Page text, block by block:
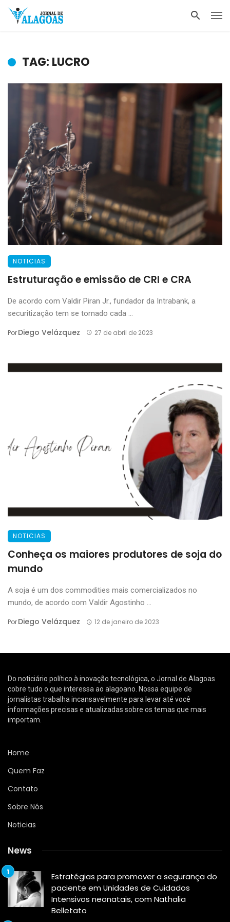
TAG: LUCRO
NOTICIAS
Estruturação e emissão de CRI e CRA
De acordo com Valdir Piran Jr., fundador da Intrabank, a
securitização tem se tornado cada ...
PorDiego Velázquez 27 de abril de 2023
NOTICIAS
Conheça os maiores produtores de soja do
mundo
A soja é um dos commodities mais comercializados no
mundo, de acordo com Valdir Agostinho ...
PorDiego Velázquez 12 de janeiro de 2023
Do noticiário político à inovação tecnológica, o Jornal de Alagoas
cobre tudo o que interessa ao alagoano. Nossa equipe de
jornalistas trabalha incansavelmente para levar até você
informações precisas e atualizadas sobre os temas que mais
importam.
Home
Quem Faz
Contato
Sobre Nós
Noticias
News
Estratégias para promover a segurança do
paciente em Unidades de Cuidados
Intensivos neonatais, com Nathalia
Belletato